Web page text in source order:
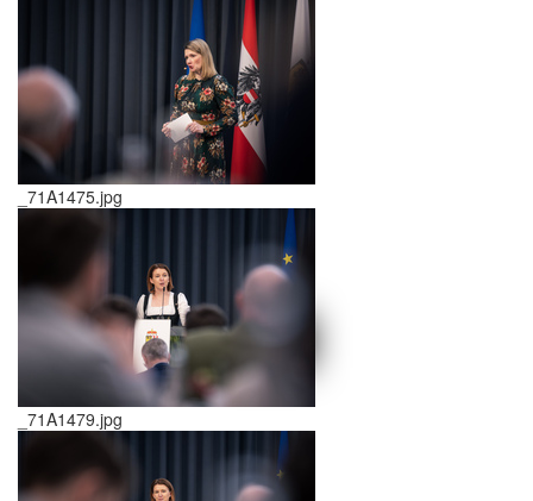
schließen X
_71A1475.jpg
_71A1479.jpg